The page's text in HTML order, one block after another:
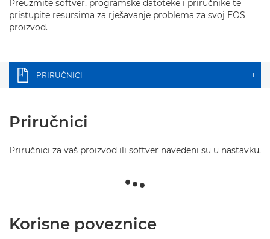
Preuzmite softver, programske datoteke i priručnike te
pristupite resursima za rješavanje problema za svoj EOS
proizvod.
PRIRUČNICI +
Priručnici
Priručnici za vaš proizvod ili softver navedeni su u nastavku.
Korisne poveznice